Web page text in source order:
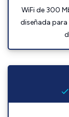
WiFi de 300
diseñada para